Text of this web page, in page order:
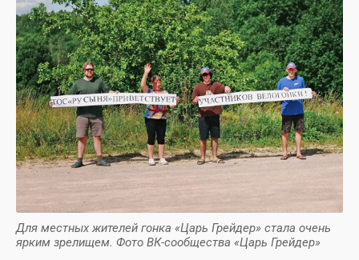
Для местных жителей гонка «Царь Грейдер» стала очень
ярким зрелищем. Фото ВК-сообщества «Царь Грейдер»